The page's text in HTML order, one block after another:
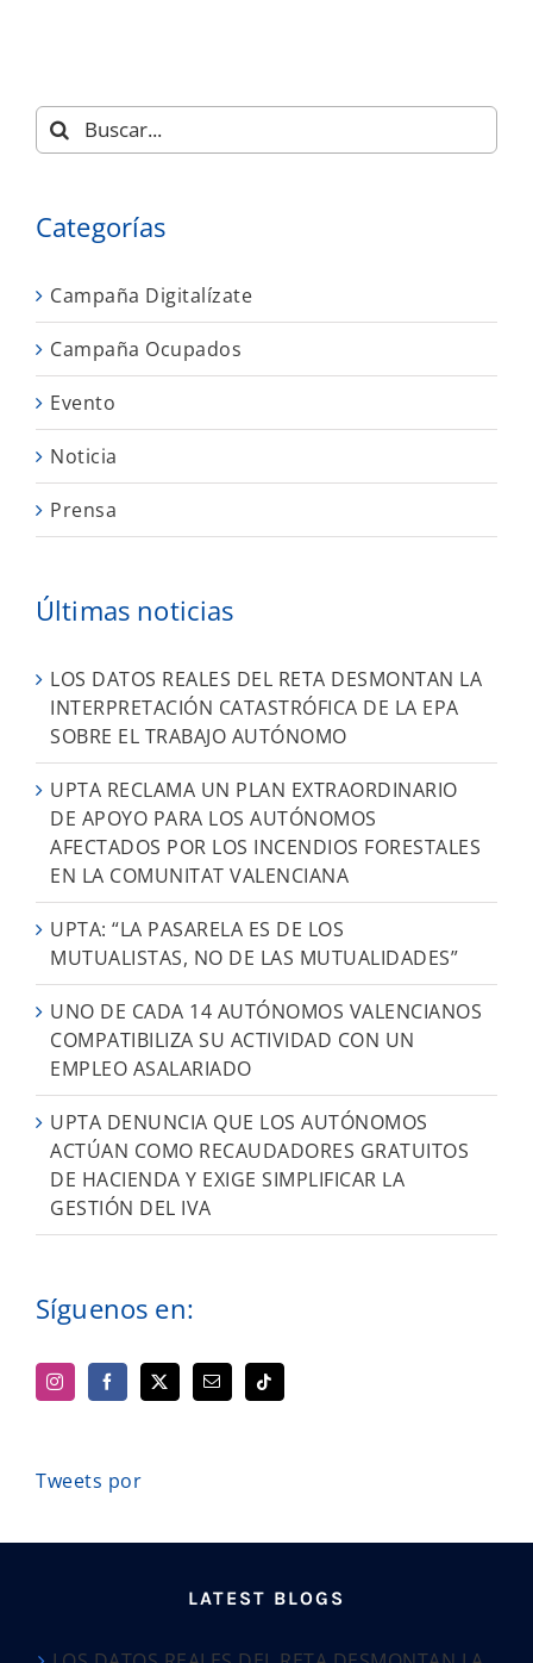
Buscar:
Categorías
Campaña Digitalízate
Campaña Ocupados
Evento
Noticia
Prensa
Últimas noticias
LOS DATOS REALES DEL RETA DESMONTAN LA
INTERPRETACIÓN CATASTRÓFICA DE LA EPA
SOBRE EL TRABAJO AUTÓNOMO
UPTA RECLAMA UN PLAN EXTRAORDINARIO
DE APOYO PARA LOS AUTÓNOMOS
AFECTADOS POR LOS INCENDIOS FORESTALES
EN LA COMUNITAT VALENCIANA
UPTA: “LA PASARELA ES DE LOS
MUTUALISTAS, NO DE LAS MUTUALIDADES”
UNO DE CADA 14 AUTÓNOMOS VALENCIANOS
COMPATIBILIZA SU ACTIVIDAD CON UN
EMPLEO ASALARIADO
UPTA DENUNCIA QUE LOS AUTÓNOMOS
ACTÚAN COMO RECAUDADORES GRATUITOS
DE HACIENDA Y EXIGE SIMPLIFICAR LA
GESTIÓN DEL IVA
Síguenos en:
Tweets por
LATEST BLOGS